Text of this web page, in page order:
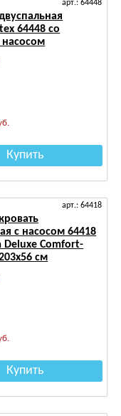
арт.: 64448
64448 со
Купить
арт.: 64418
с насосом 64418
Deluxe Comfort-
см
Купить